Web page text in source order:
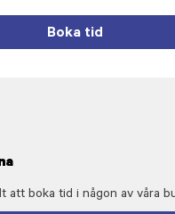
Boka tid
att boka tid i någon av våra